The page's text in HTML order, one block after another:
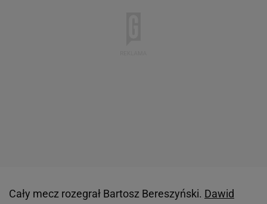
Cały mecz rozegrał Bartosz Bereszyński. Dawid